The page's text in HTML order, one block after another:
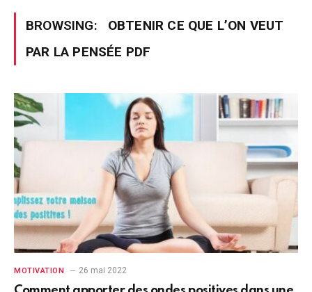
BROWSING:
OBTENIR CE QUE L’ON VEUT
PAR LA PENSÉE PDF
MOTIVATION 26 mai 2022